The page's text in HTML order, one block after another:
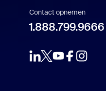
日本語
한국어
Contact opnemen
1.888.799.9666